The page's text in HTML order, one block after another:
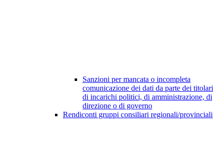
Sanzioni per mancata o incompleta
comunicazione dei dati da parte dei titolari
di incarichi politici, di amministrazione, di
direzione o di governo
Rendiconti gruppi consiliari regionali/provinciali